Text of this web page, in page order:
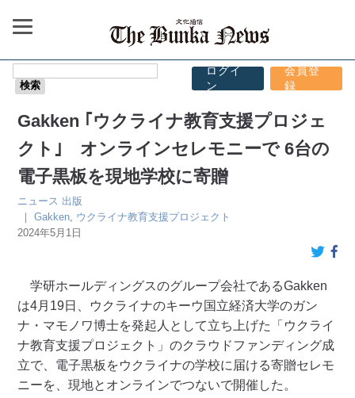
ログイ
ン
会員登
録
Gakken ｢ウクライナ教育支援プロジェ
クト｣ オンラインセレモニーで 6台の
電子黒板を現地学校に寄贈
ニュース 出版
｜Gakken ウクライナ教育支援プロジェクト
2024年5月1日
学研ホールディングスのグループ会社であるGakken
は4月19日、ウクライナのキーウ国立経済大学のガン
ナ・マモノワ博士を発起人として立ち上げた「ウクライ
ナ教育支援プロジェクト」のクラウドファンディング成
立で、電子黒板をウクライナの学校に届ける寄贈セレモ
ニーを、現地とオンラインでつないで開催した。